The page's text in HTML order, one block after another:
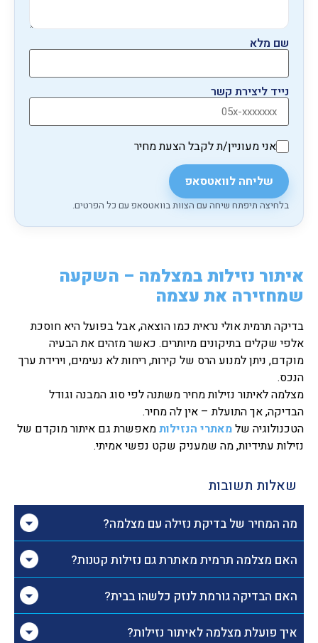
שם מלא
נייד ליצירת קשר
אני מעוניין/ת לקבל הצעת מחיר
שליחה לוואטסאפ
בלחיצה תיפתח שיחה עם הצוות בוואטסאפ עם כל הפרטים.
איתור נזילות במצלמה – השקעה
שמחזירה את עצמה
בדיקה תרמית אולי נראית כמו הוצאה, אבל בפועל היא חוסכת
אלפי שקלים בתיקונים מיותרים. כאשר מזהים את הבעיה
מוקדם, ניתן למנוע הרס של קירות, ריחות לא נעימים, וירידת ערך
הנכס.
מצלמה לאיתור נזילות מחיר משתנה לפי סוג המבנה וגודל
הבדיקה, אך התועלת – אין לה מחיר.
הטכנולוגיה שלמאתרי הנזילותמאפשרת גם איתור מוקדם של
נזילות עתידיות, מה שמעניק שקט נפשי אמיתי.
שאלות תשובות
מה המחיר של בדיקת נזילה עם מצלמה?
האם מצלמה תרמית מאתרת גם נזילות קטנות?
האם הבדיקה גורמת לנזק כלשהו בבית?
איך פועלת מצלמה לאיתור נזילות?